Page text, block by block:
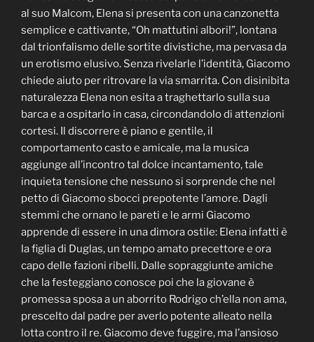
al suo Malcom, Elena si presenta con una canzonetta
semplice e cattivante, “Oh mattutini albori!”, lontana
dal trionfalismo delle sortite divistiche, ma pervasa da
un erotismo elusivo. Senza rivelarle l’identità, Giacomo
chiede aiuto per ritrovare la via smarrita. Con disinibita
naturalezza Elena non esita a traghettarlo sulla sua
barca e a ospitarlo in casa, circondandolo di attenzioni
cortesi. Il discorrere è piano e gentile, il
comportamento casto e amicale, ma la musica
aggiunge all’incontro tal dolce incantamento, tale
inquieta tensione che nessuno si sorprende che nel
petto di Giacomo sbocci prepotente l’amore. Dagli
stemmi che ornano le pareti e le armi Giacomo
apprende di essere in una dimora ostile: Elena infatti è
la figlia di Duglas, un tempo amato precettore e ora
capo delle fazioni ribelli. Dalle sopraggiunte amiche
che la festeggiano conosce poi che la giovane è
promessa sposa a un aborrito Rodrigo ch’ella non ama,
prescelto dal padre per averlo potente alleato nella
lotta contro il re. Giacomo deve fuggire, ma l’ansioso